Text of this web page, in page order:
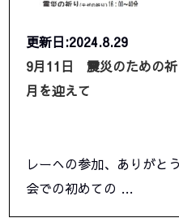
更新日:2024.8.29
9月11日 震災のための祈
月を迎えて
161か月
レーへの参加、ありがと
会での初めての …